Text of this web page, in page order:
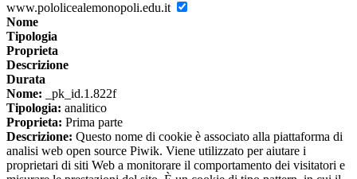
www.pololicealemonopoli.edu.it
Nome
Tipologia
Proprieta
Descrizione
Durata
Nome: _pk_id.1.822f
Tipologia: analitico
Proprieta: Prima parte
Descrizione: Questo nome di cookie è associato alla piattaforma di
analisi web open source Piwik. Viene utilizzato per aiutare i
proprietari di siti Web a monitorare il comportamento dei visitatori e